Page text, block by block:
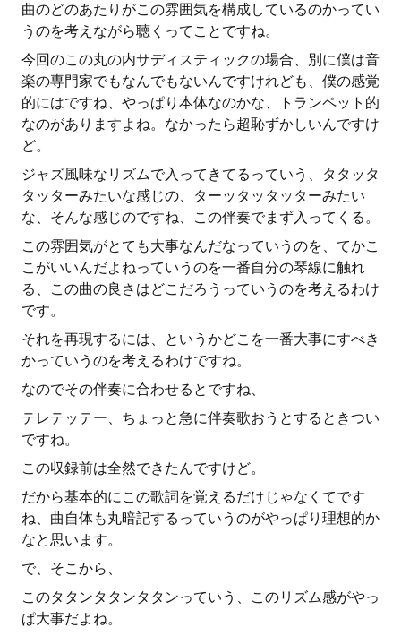
曲のどのあたりがこの雰囲気を構成しているのかってい
うのを考えながら聴くってことですね。
今回のこの丸の内サディスティックの場合、別に僕は音
楽の専門家でもなんでもないんですけれども、僕の感覚
的にはですね、やっぱり本体なのかな、トランペット的
なのがありますよね。なかったら超恥ずかしいんですけ
ど。
ジャズ風味なリズムで入ってきてるっていう、タタッタ
タッターみたいな感じの、ターッタッタッターみたい
な、そんな感じのですね、この伴奏でまず入ってくる。
この雰囲気がとても大事なんだなっていうのを、てかこ
こがいいんだよねっていうのを一番自分の琴線に触れ
る、この曲の良さはどこだろうっていうのを考えるわけ
です。
それを再現するには、というかどこを一番大事にすべき
かっていうのを考えるわけですね。
なのでその伴奏に合わせるとですね、
テレテッテー、ちょっと急に伴奏歌おうとするときつい
ですね。
この収録前は全然できたんですけど。
だから基本的にこの歌詞を覚えるだけじゃなくてです
ね、曲自体も丸暗記するっていうのがやっぱり理想的か
なと思います。
で、そこから、
このタタンタタンタタンっていう、このリズム感がやっ
ぱ大事だよね。